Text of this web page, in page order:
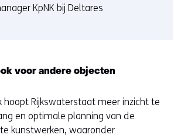
KpNK bij Deltares
voor andere objecten
hoopt Rijkswaterstaat meer inzicht te
en optimale planning van de
kunstwerken, waaronder